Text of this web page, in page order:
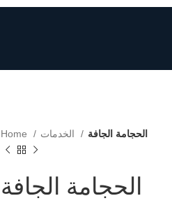
Home الحجامة الجافة
الحجامة الجافة